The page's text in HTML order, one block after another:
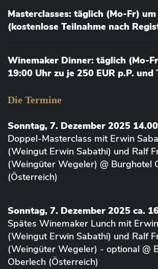
Masterclasses: täglich (Mo-Fr)
(kostenlose Teilnahme nach
Winemaker Dinner: täglich (Mo-
19:00 Uhr zu je 250 EUR p.P. und
Die Termine
Sonntag, 7. Dezember 2025
Doppel-Masterclass mit Erwin
(Weingut Erwin Sabathi) und Ralf
(Weingüter Wegeler) @ Burghotel
(Österreich)
Sonntag, 7. Dezember 2025 ca.
Spätes Winemaker Lunch mit
(Weingut Erwin Sabathi) und Ralf
(Weingüter Wegeler) - optional @
Oberlech (Österreich)